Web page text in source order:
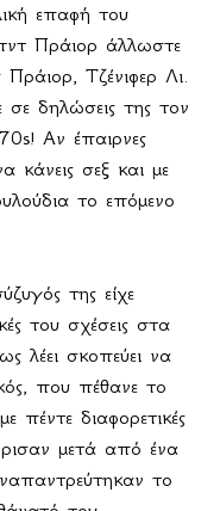
επαφή του
Πράιορ άλλωστε
Τζένιφερ Λι.
δηλώσεις της τον
Αν έπαιρνες
κάνεις σεξ και με
το επόμενο
της είχε
του σχέσεις στα
λέει σκοπεύει να
που πέθανε το
πέντε διαφορετικές
μετά από ένα
το